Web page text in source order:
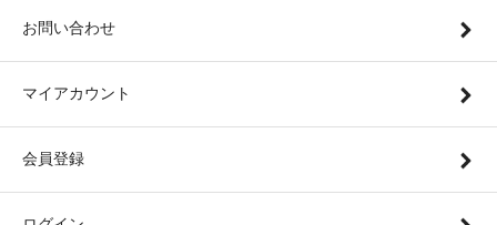
お問い合わせ
マイアカウント
会員登録